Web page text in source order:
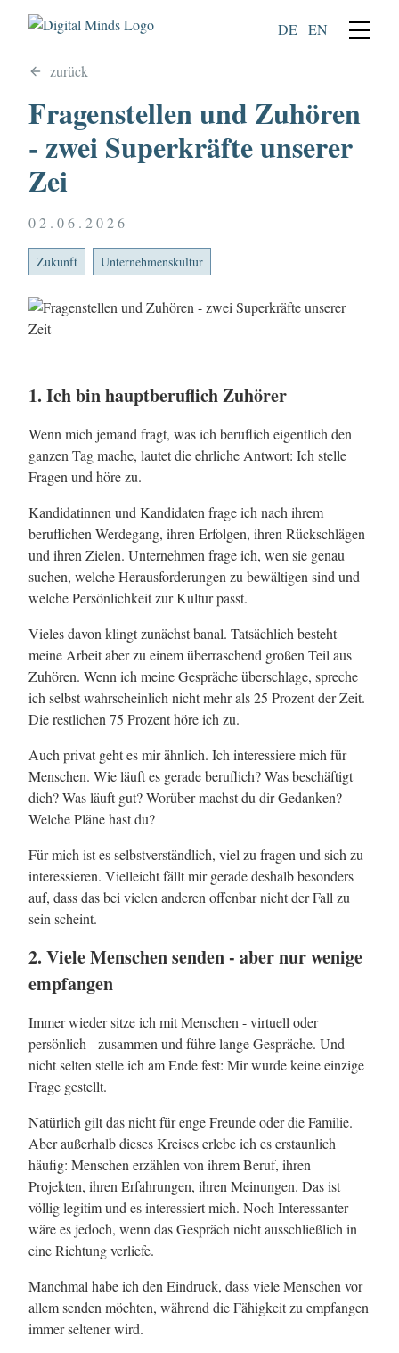
DE EN
zurück
Fragenstellen und Zuhören
- zwei Superkräfte unserer
Zei
02.06.2026
Zukunft Unternehmenskultur
1. Ich bin hauptberuflich Zuhörer
Wenn mich jemand fragt, was ich beruflich eigentlich den
ganzen Tag mache, lautet die ehrliche Antwort: Ich stelle
Fragen und höre zu.
Kandidatinnen und Kandidaten frage ich nach ihrem
beruflichen Werdegang, ihren Erfolgen, ihren Rückschlägen
und ihren Zielen. Unternehmen frage ich, wen sie genau
suchen, welche Herausforderungen zu bewältigen sind und
welche Persönlichkeit zur Kultur passt.
Vieles davon klingt zunächst banal. Tatsächlich besteht
meine Arbeit aber zu einem überraschend großen Teil aus
Zuhören. Wenn ich meine Gespräche überschlage, spreche
ich selbst wahrscheinlich nicht mehr als 25 Prozent der Zeit.
Die restlichen 75 Prozent höre ich zu.
Auch privat geht es mir ähnlich. Ich interessiere mich für
Menschen. Wie läuft es gerade beruflich? Was beschäftigt
dich? Was läuft gut? Worüber machst du dir Gedanken?
Welche Pläne hast du?
Für mich ist es selbstverständlich, viel zu fragen und sich zu
interessieren. Vielleicht fällt mir gerade deshalb besonders
auf, dass das bei vielen anderen offenbar nicht der Fall zu
sein scheint.
2. Viele Menschen senden - aber nur wenige
empfangen
Immer wieder sitze ich mit Menschen - virtuell oder
persönlich - zusammen und führe lange Gespräche. Und
nicht selten stelle ich am Ende fest: Mir wurde keine einzige
Frage gestellt.
Natürlich gilt das nicht für enge Freunde oder die Familie.
Aber außerhalb dieses Kreises erlebe ich es erstaunlich
häufig: Menschen erzählen von ihrem Beruf, ihren
Projekten, ihren Erfahrungen, ihren Meinungen. Das ist
völlig legitim und es interessiert mich. Noch Interessanter
wäre es jedoch, wenn das Gespräch nicht ausschließlich in
eine Richtung verliefe.
Manchmal habe ich den Eindruck, dass viele Menschen vor
allem senden möchten, während die Fähigkeit zu empfangen
immer seltener wird.